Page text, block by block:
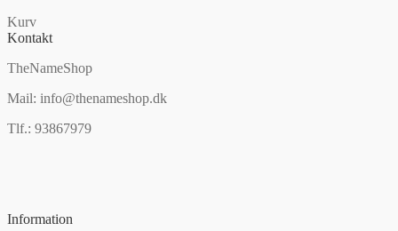
Kurv
Kontakt
TheNameShop
Mail: info@thenameshop.dk
Tlf.: 93867979
Information